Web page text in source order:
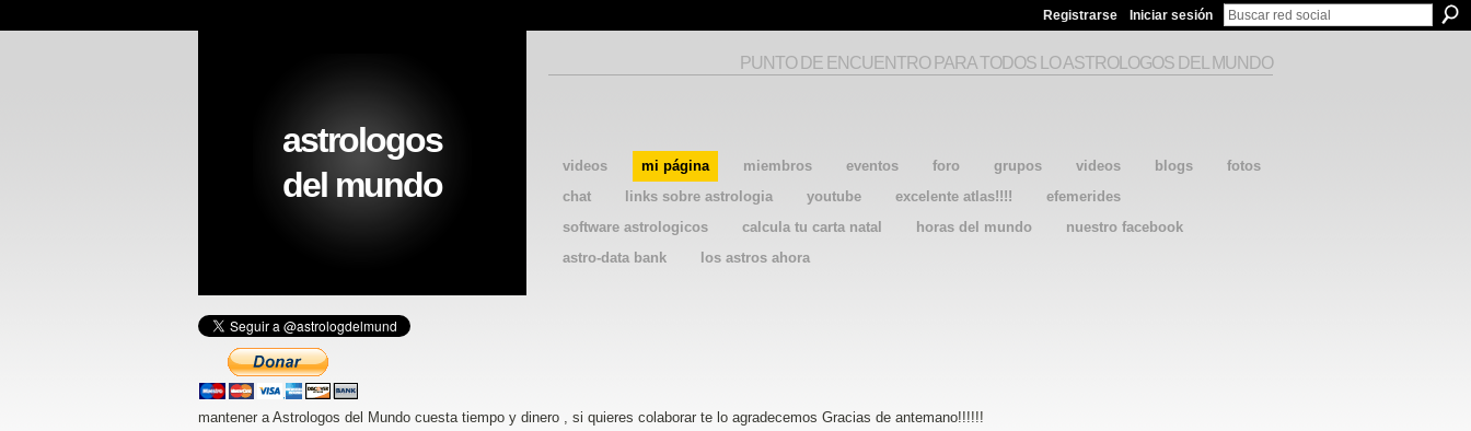
Registrarse Iniciar sesión
videos mi página miembros eventos foro grupos videos blogs
fotos
chat
links sobre astrologia youtube excelente atlas!!!!
efemerides
software astrologicos
calcula tu carta natal horas del mundo
nuestro facebook
astro-data bank
los astros ahora
astrologos
del mundo
PUNTO DE ENCUENTRO PARA TODOS LO ASTROLOGOS DEL MUNDO
mantener a Astrologos del Mundo cuesta tiempo y dinero , si quieres colaborar te lo agradecemos Gracias de antemano!!!!!!